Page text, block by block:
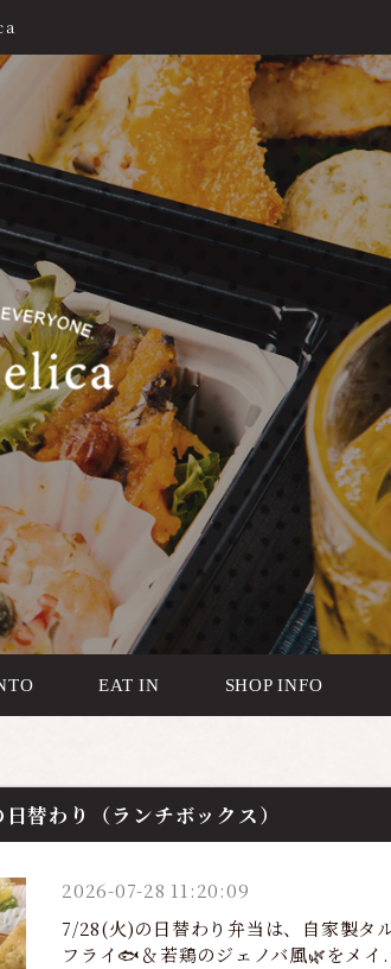
EAT IN SHOP INFO
替わり（ランチボックス）
2026-07-28 11:20:09
7/28(火)の日替わり弁当は、自家製タ
フライ🐟＆若鶏のジェノバ風🌿をメイ